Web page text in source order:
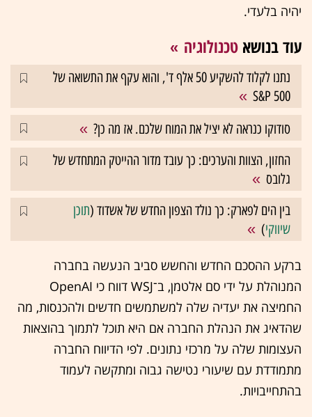
יהיה בלעדי.
עוד בנושא טכנולוגיה
נתנו לקלוד להשקיע 50 אלף ד', והוא עקף את התשואה של
S&P 500
סודוקו כנראה לא יציל את המוח שלכם. אז מה כן?
החזון, הצוות והערכים: כך עובד מדור ההייטק המתחדש של
גלובס
בין הים לפארק: כך נולד הצפון החדש של אשדוד (תוכן
שיווקי)
ברקע ההסכם החדש והחשש סביב הנעשה בחברה
המנוהלת על ידי סם אלטמן, ב־WSJ דווח כי OpenAI
החמיצה את יעדיה שלה למשתמשים חדשים ולהכנסות, מה
שהדאיג את הנהלת החברה אם היא תוכל לתמוך בהוצאות
העצומות שלה על מרכזי נתונים. לפי הדיווח החברה
מתמודדת עם שיעורי נטישה גבוה ומתקשה לעמוד
בהתחייבויות.